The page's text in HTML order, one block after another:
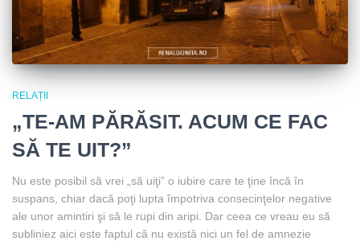
RELAȚII
„TE-AM PĂRĂSIT. ACUM CE FAC
SĂ TE UIT?”
Nu este posibil să vrei „să uiţi” o iubire care te ţine încă în
suspans, chiar dacă poţi lupta împotriva consecinţelor negative
ale unor amintiri şi să le rupi din aripi. Dar ceea ce vreau eu să
subliniez aici este faptul că nu există nici un fel de amnezie